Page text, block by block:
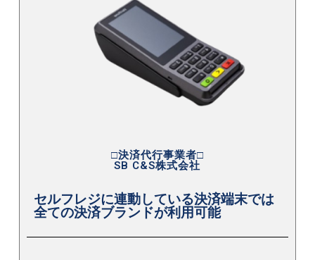
□決済代行事業者□
SB C&S株式会社
セルフレジに連動している決済端末では
全ての決済ブランドが利用可能